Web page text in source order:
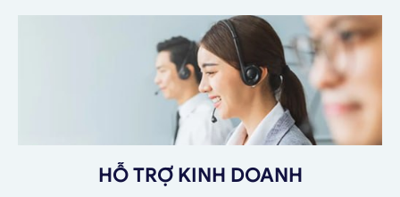
HỖ TRỢ KINH DOANH